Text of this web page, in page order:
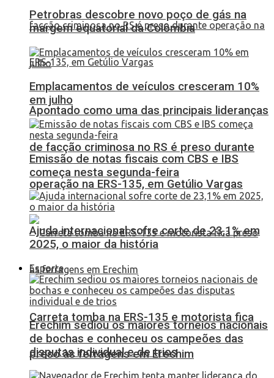
Apontado como uma das principais lideranças
de facção criminosa no RS é preso durante
operação na ERS-135, em Getúlio Vargas
Carreta tomba na ERS-135 e motorista fica
preso às ferragens em Erechim
Petrobras descobre novo poço de gás na
margem equatorial da Colômbia
Emplacamentos de veículos cresceram 10%
em julho
Emissão de notas fiscais com CBS e IBS
começa nesta segunda-feira
Ajuda internacional sofre corte de 23,1% em
2025, o maior da história
Esporte
Erechim sediou os maiores torneios nacionais
de bochas e conheceu os campeões das
disputas individual e de trios